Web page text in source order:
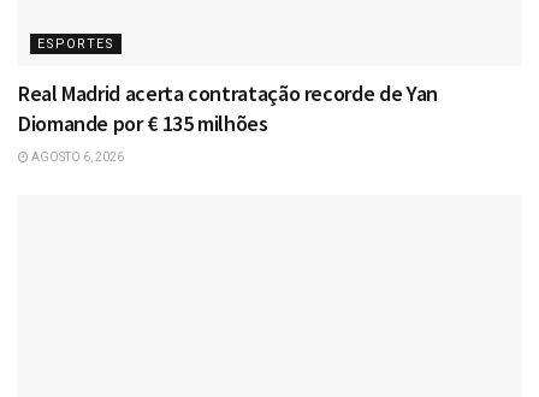
ESPORTES
Real Madrid acerta contratação recorde de Yan
Diomande por € 135 milhões
AGOSTO 6, 2026